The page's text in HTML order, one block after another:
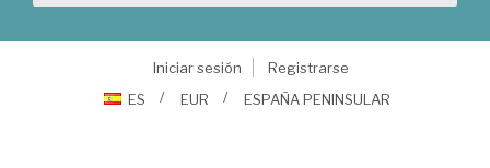
Iniciar sesión
Registrarse
ES
EUR ESPAÑA PENINSULAR